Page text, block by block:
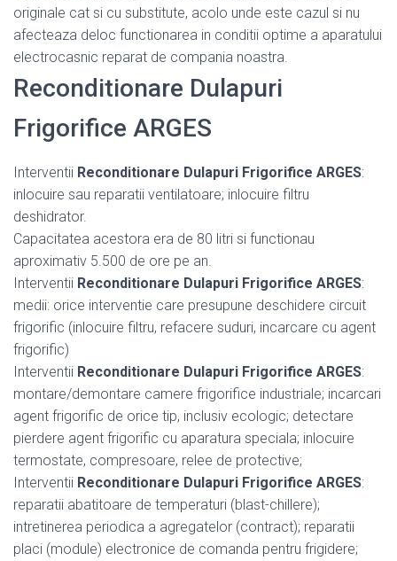
originale cat si cu substitute, acolo unde este cazul si nu
afecteaza deloc functionarea in conditii optime a aparatului
electrocasnic reparat de compania noastra.
Reconditionare Dulapuri
Frigorifice ARGES
Interventii Reconditionare Dulapuri Frigorifice ARGES:
inlocuire sau reparatii ventilatoare; inlocuire filtru
deshidrator.
Capacitatea acestora era de 80 litri si functionau
aproximativ 5.500 de ore pe an.
Interventii Reconditionare Dulapuri Frigorifice ARGES:
medii: orice interventie care presupune deschidere circuit
frigorific (inlocuire filtru, refacere suduri, incarcare cu agent
frigorific)
Interventii Reconditionare Dulapuri Frigorifice ARGES:
montare/demontare camere frigorifice industriale; incarcari
agent frigorific de orice tip, inclusiv ecologic; detectare
pierdere agent frigorific cu aparatura speciala; inlocuire
termostate, compresoare, relee de protective;
Interventii Reconditionare Dulapuri Frigorifice ARGES:
reparatii abatitoare de temperaturi (blast-chillere);
intretinerea periodica a agregatelor (contract); reparatii
placi (module) electronice de comanda pentru frigidere;